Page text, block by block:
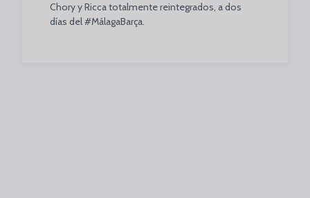
Chory y Ricca totalmente reintegrados, a dos
días del #MálagaBarça.